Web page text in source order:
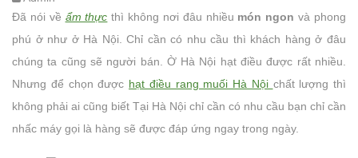
Đã nói về ẩm thực thì không nơi đâu nhiều món ngon và phong
phú ở như ở Hà Nội. Chỉ cần có nhu cầu thì khách hàng ở đâu
chúng ta cũng sẽ người bán. Ờ Hà Nội hạt điều được rất nhiều.
Nhưng để chọn được hạt điều rang muối Hà Nội chất lượng thì
không phải ai cũng biết Tại Hà Nội chỉ cần có nhu cầu bạn chỉ cần
nhấc máy gọi là hàng sẽ được đáp ứng ngay trong ngày.